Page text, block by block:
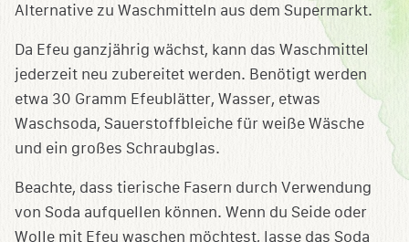
Alternative zu Waschmitteln aus dem Supermarkt.
Da Efeu ganzjährig wächst, kann das Waschmittel
jederzeit neu zubereitet werden. Benötigt werden
etwa 30 Gramm Efeublätter, Wasser, etwas
Waschsoda, Sauerstoffbleiche für weiße Wäsche
und ein großes Schraubglas.
Beachte, dass tierische Fasern durch Verwendung
von Soda aufquellen können. Wenn du Seide oder
Wolle mit Efeu waschen möchtest, lasse das Soda